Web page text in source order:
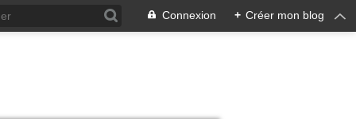
Connexion + Créer mon blog